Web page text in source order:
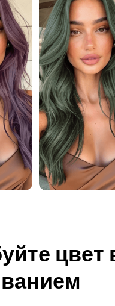
цвет